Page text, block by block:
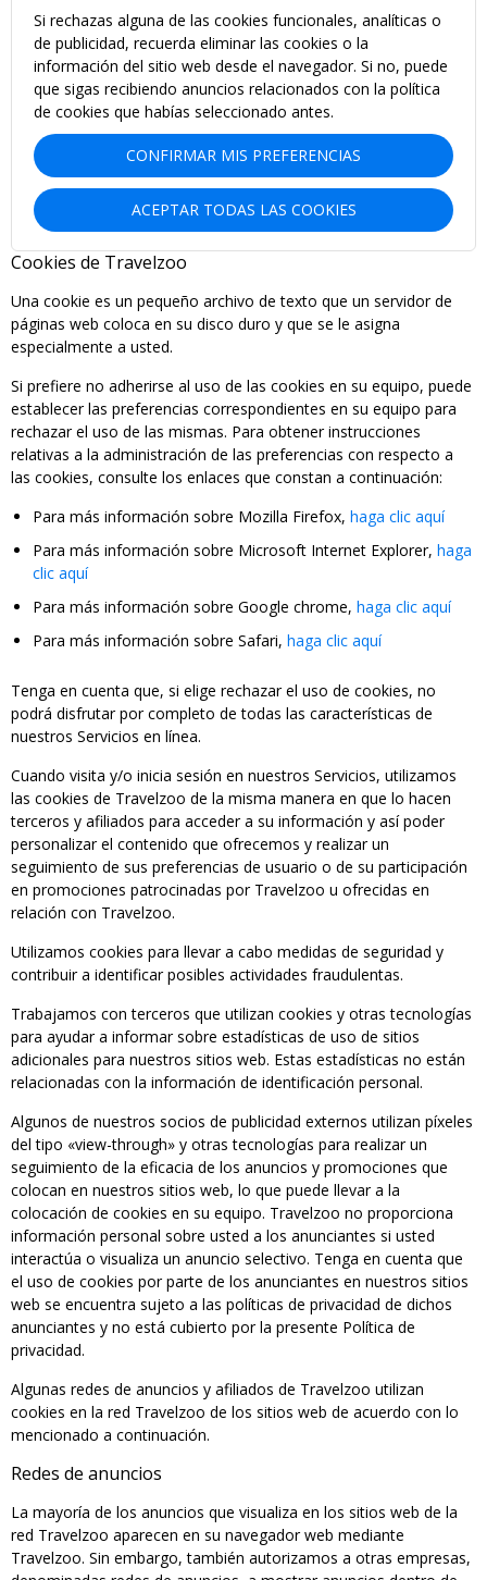
Si rechazas alguna de las cookies funcionales, analíticas o
de publicidad, recuerda eliminar las cookies o la
información del sitio web desde el navegador. Si no, puede
que sigas recibiendo anuncios relacionados con la política
de cookies que habías seleccionado antes.
CONFIRMAR MIS PREFERENCIAS
ACEPTAR TODAS LAS COOKIES
Cookies de Travelzoo
Una cookie es un pequeño archivo de texto que un servidor de
páginas web coloca en su disco duro y que se le asigna
especialmente a usted.
Si prefiere no adherirse al uso de las cookies en su equipo, puede
establecer las preferencias correspondientes en su equipo para
rechazar el uso de las mismas. Para obtener instrucciones
relativas a la administración de las preferencias con respecto a
las cookies, consulte los enlaces que constan a continuación:
Para más información sobre Mozilla Firefox, haga clic aquí
Para más información sobre Microsoft Internet Explorer, haga
clic aquí
Para más información sobre Google chrome, haga clic aquí
Para más información sobre Safari, haga clic aquí
Tenga en cuenta que, si elige rechazar el uso de cookies, no
podrá disfrutar por completo de todas las características de
nuestros Servicios en línea.
Cuando visita y/o inicia sesión en nuestros Servicios, utilizamos
las cookies de Travelzoo de la misma manera en que lo hacen
terceros y afiliados para acceder a su información y así poder
personalizar el contenido que ofrecemos y realizar un
seguimiento de sus preferencias de usuario o de su participación
en promociones patrocinadas por Travelzoo u ofrecidas en
relación con Travelzoo.
Utilizamos cookies para llevar a cabo medidas de seguridad y
contribuir a identificar posibles actividades fraudulentas.
Trabajamos con terceros que utilizan cookies y otras tecnologías
para ayudar a informar sobre estadísticas de uso de sitios
adicionales para nuestros sitios web. Estas estadísticas no están
relacionadas con la información de identificación personal.
Algunos de nuestros socios de publicidad externos utilizan píxeles
del tipo «view-through» y otras tecnologías para realizar un
seguimiento de la eficacia de los anuncios y promociones que
colocan en nuestros sitios web, lo que puede llevar a la
colocación de cookies en su equipo. Travelzoo no proporciona
información personal sobre usted a los anunciantes si usted
interactúa o visualiza un anuncio selectivo. Tenga en cuenta que
el uso de cookies por parte de los anunciantes en nuestros sitios
web se encuentra sujeto a las políticas de privacidad de dichos
anunciantes y no está cubierto por la presente Política de
privacidad.
Algunas redes de anuncios y afiliados de Travelzoo utilizan
cookies en la red Travelzoo de los sitios web de acuerdo con lo
mencionado a continuación.
Redes de anuncios
La mayoría de los anuncios que visualiza en los sitios web de la
red Travelzoo aparecen en su navegador web mediante
Travelzoo. Sin embargo, también autorizamos a otras empresas,